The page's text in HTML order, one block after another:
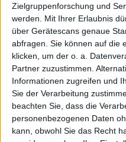
Zielgruppenforschung und
werden.
Mit Ihrer Erlaubnis
über Gerätescans genaue
abfragen. Sie können auf die
klicken, um der o. a.
Partner zuzustimmen.
Informationen zugreifen und
Sie der Verarbeitung
beachten Sie, dass die
personenbezogenen Daten
kann, obwohl Sie das Recht